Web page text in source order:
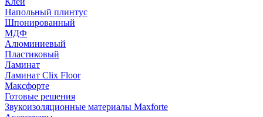
Напольный плинтус
Шпонированный
МДФ
Алюминиевый
Пластиковый
Ламинат
Ламинат Clix Floor
Максфорте
Готовые решения
Звукоизоляционные материалы Maxforte